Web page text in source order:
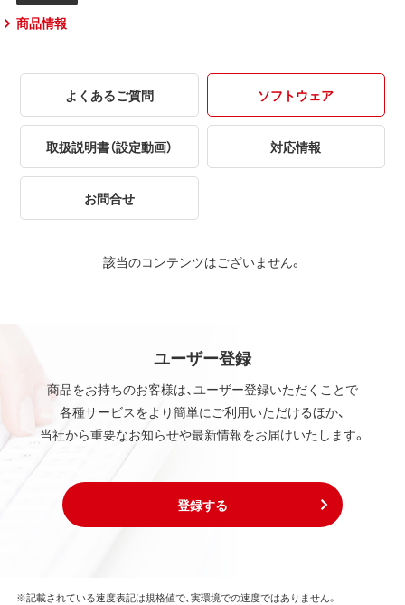
商品情報
よくあるご質問 ソフトウェア
取扱説明書（設定動画） 対応情報
お問合せ
該当のコンテンツはございません。
ユーザー登録
商品をお持ちのお客様は、ユーザー登録いただくことで
各種サービスをより簡単にご利用いただけるほか、
当社から重要なお知らせや最新情報をお届けいたします。
登録する
※記載されている速度表記は規格値で、実環境での速度ではありません。